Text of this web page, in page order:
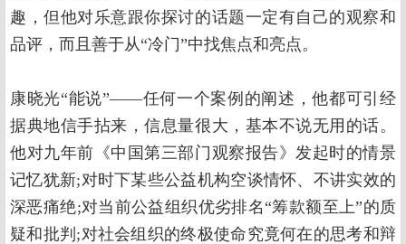
趣，但他对乐意跟你探讨的话题一定有自己的观察和
品评，而且善于从“冷门”中找焦点和亮点。
康晓光“能说”——任何一个案例的阐述，他都可引经
据典地信手拈来，信息量很大，基本不说无用的话。
他对九年前《中国第三部门观察报告》发起时的情景
记忆犹新;对时下某些公益机构空谈情怀、不讲实效的
深恶痛绝;对当前公益组织优劣排名“筹款额至上”的质
疑和批判;对社会组织的终极使命究竟何在的思考和辩